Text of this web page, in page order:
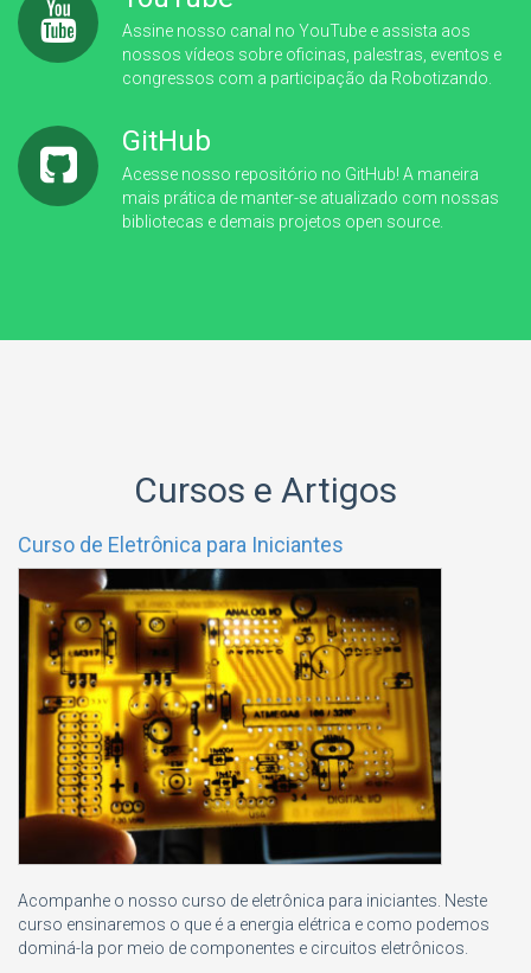
Assine nosso canal no YouTube e assista aos
nossos vídeos sobre oficinas, palestras, eventos e
congressos com a participação da Robotizando.
GitHub
Acesse nosso repositório no GitHub! A maneira
mais prática de manter-se atualizado com nossas
bibliotecas e demais projetos open source.
Cursos e Artigos
Curso de Eletrônica para Iniciantes
Acompanhe o nosso curso de eletrônica para iniciantes. Neste
curso ensinaremos o que é a energia elétrica e como podemos
dominá-la por meio de componentes e circuitos eletrônicos.